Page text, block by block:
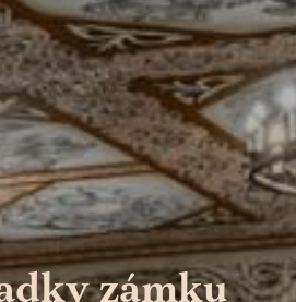
v okolí
c
info
info
zámku